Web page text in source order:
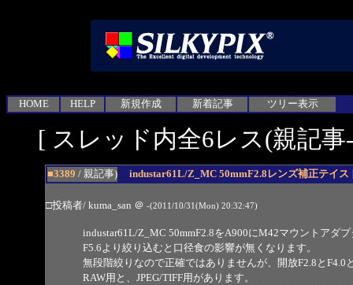
HOME HELP 新規作成 新着記事 ツリー表示
[ スレッド内全6レス(親記
■3389 / 親記事) industar61L/Z_MC 50mmF2.8レンズ補正テイス
□投稿者/ kuma_san ＠ -(2011/10/31(Mon) 20:32:47)
industar61L/Z_MC 50mmF2.8をA900にM42マウントアダ
F5.6より絞り込むと口径食の影響が無くなります。
無段階絞りなので正確ではありませんが、開放F2.8と
RAW用と、JPEG/TIFF用があります。